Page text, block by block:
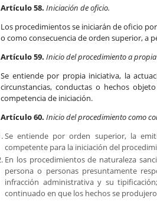
Artículo 58. Iniciación de oficio.
Los procedimientos se iniciarán de oficio
o como consecuencia de orden superior, a
Artículo 59. Inicio del procedimiento a
Se entiende por propia iniciativa, la
circunstancias, conductas o hechos
competencia de iniciación.
Artículo 60. Inicio del procedimiento como
Se entiende por orden superior, la
competente para la iniciación del
En los procedimientos de naturaleza
persona o personas presuntamente
infracción administrativa y su
continuado en que los hechos se